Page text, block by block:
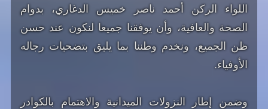
اللواء الركن أحمد ناصر خميس الدغاري، بدوام
الصحة والعافية، وأن يوفقنا جميعا لنكون عند حسن
ظن الجميع، ونخدم وطننا بما يليق بتضحيات رجاله
الأوفياء.
و‏ضمن إطار النزولات الميدانية والاهتمام بالكوادر